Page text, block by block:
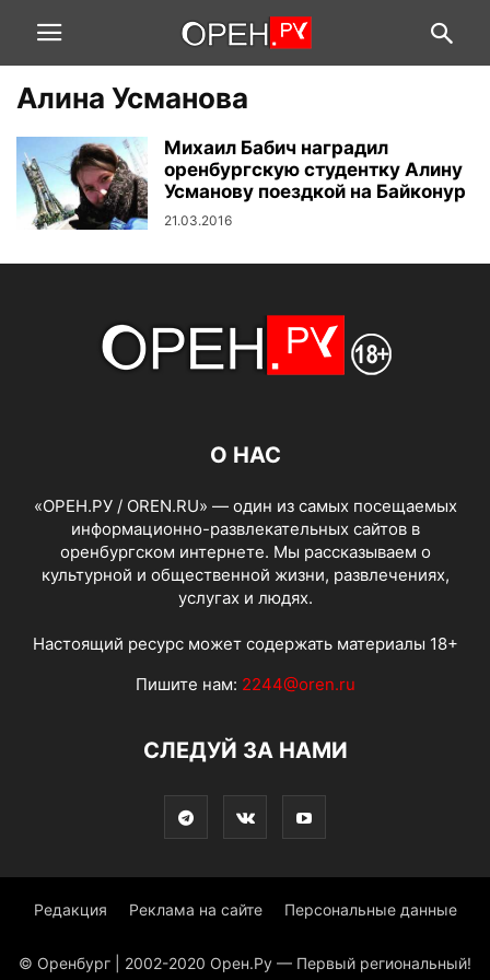
Алина Усманова
Михаил Бабич наградил
оренбургскую студентку Алину
Усманову поездкой на Байконур
21.03.2016
О НАС
«ОРЕН.РУ / OREN.RU» — один из самых посещаемых
информационно-развлекательных сайтов в
оренбургском интернете. Мы рассказываем о
культурной и общественной жизни, развлечениях,
услугах и людях.
Настоящий ресурс может содержать материалы 18+
Пишите нам: 2244@oren.ru
СЛЕДУЙ ЗА НАМИ
Редакция Реклама на сайте Персональные данные
© Оренбург | 2002-2020 Орен.Ру — Первый региональный!